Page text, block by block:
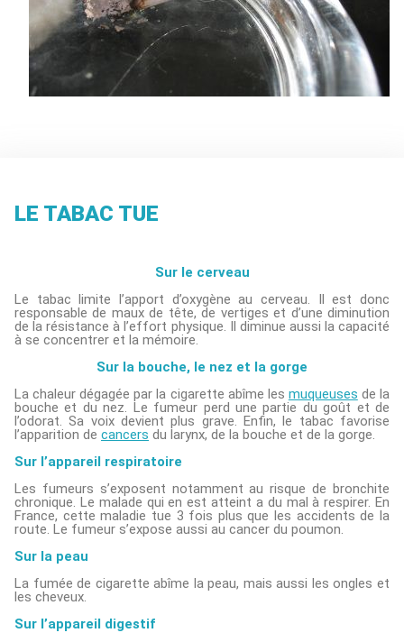
LE TABAC TUE
Sur le cerveau
Le tabac limite l’apport d’oxygène au cerveau. Il est donc
responsable de maux de tête, de vertiges et d’une diminution
de la résistance à l’effort physique. Il diminue aussi la capacité
à se concentrer et la mémoire.
Sur la bouche, le nez et la gorge
La chaleur dégagée par la cigarette abîme les muqueuses de la
bouche et du nez. Le fumeur perd une partie du goût et de
l’odorat. Sa voix devient plus grave. Enfin, le tabac favorise
l’apparition de cancers du larynx, de la bouche et de la gorge.
Sur l’appareil respiratoire
Les fumeurs s’exposent notamment au risque de bronchite
chronique. Le malade qui en est atteint a du mal à respirer. En
France, cette maladie tue 3 fois plus que les accidents de la
route. Le fumeur s’expose aussi au cancer du poumon.
Sur la peau
La fumée de cigarette abîme la peau, mais aussi les ongles et
les cheveux.
Sur l’appareil digestif